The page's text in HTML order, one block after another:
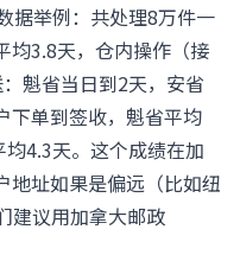
据举例：共处理8万件一
均3.8天，仓内操作（接
魁省当日到2天，安省
下单到签收，魁省平均
4.3天。这个成绩在加
地址如果是偏远（比如纽
建议用加拿大邮政